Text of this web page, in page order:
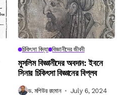
চিকিৎসা বিদ্যা বিজ্ঞানীদের জীবনী
মুসলিম বিজ্ঞানীদের অবদান: ইবনে
সিনার চিকিৎসা বিজ্ঞানের বিপ্লব
ড. মশিউর রহমান July 6, 2024